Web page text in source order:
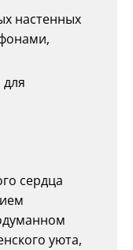
настенных
сердца
уюта,